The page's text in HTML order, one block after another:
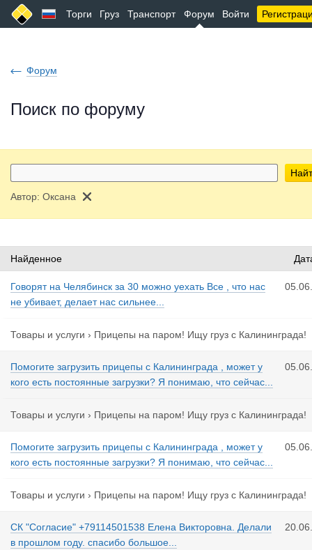
Торги Груз Транспорт Форум Войти
Форум
Поиск по форуму
Автор: Оксана
Найденное
Говорят на Челябинск за 30 можно уехать Все , что нас
не убивает, делает нас сильнее...
Товары и услуги › Прицепы на паром! Ищу груз с Калининграда!
Помогите загрузить прицепы с Калининграда , может у
кого есть постоянные загрузки? Я понимаю, что сейчас...
Товары и услуги › Прицепы на паром! Ищу груз с Калининграда!
Помогите загрузить прицепы с Калининграда , может у
кого есть постоянные загрузки? Я понимаю, что сейчас...
Товары и услуги › Прицепы на паром! Ищу груз с Калининграда!
СК "Согласие" +79114501538 Елена Викторовна. Делали
в прошлом году. спасибо большое...